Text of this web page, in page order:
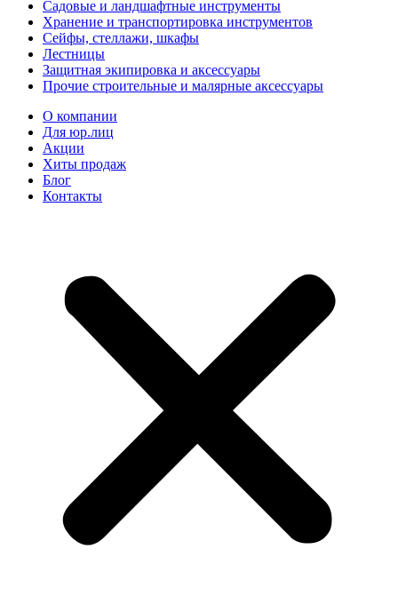
Садовые и ландшафтные инструменты
Хранение и транспортировка инструментов
Сейфы, стеллажи, шкафы
Лестницы
Защитная экипировка и аксессуары
Прочие строительные и малярные аксессуары
О компании
Для юр.лиц
Акции
Хиты продаж
Блог
Контакты